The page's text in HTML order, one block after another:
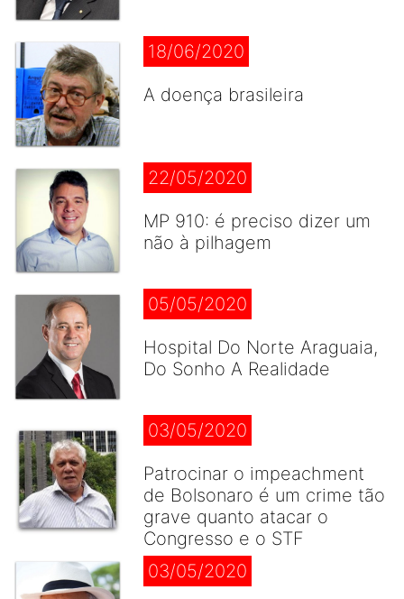
18/06/2020
A doença brasileira
22/05/2020
MP 910: é preciso dizer um
não à pilhagem
05/05/2020
Hospital Do Norte Araguaia,
Do Sonho A Realidade
03/05/2020
Patrocinar o impeachment
de Bolsonaro é um crime tão
grave quanto atacar o
Congresso e o STF
03/05/2020